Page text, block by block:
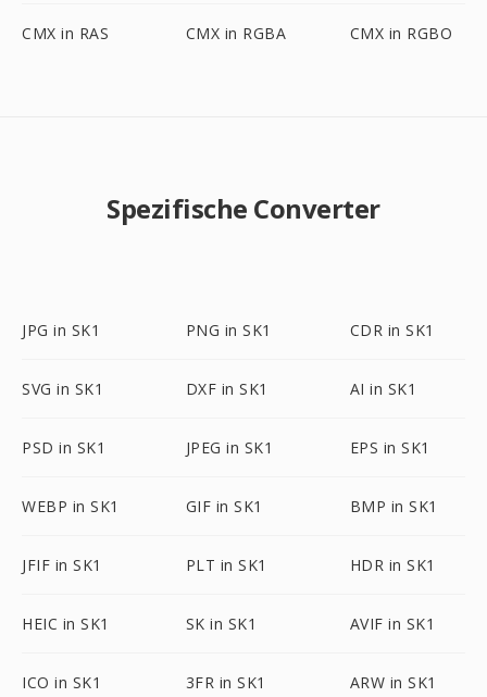
CMX in RAS CMX in RGBA CMX in RGBO
Spezifische Converter
JPG in SK1 PNG in SK1 CDR in SK1
SVG in SK1 DXF in SK1 AI in SK1
PSD in SK1 JPEG in SK1 EPS in SK1
WEBP in SK1 GIF in SK1 BMP in SK1
JFIF in SK1 PLT in SK1 HDR in SK1
HEIC in SK1 SK in SK1 AVIF in SK1
ICO in SK1 3FR in SK1 ARW in SK1